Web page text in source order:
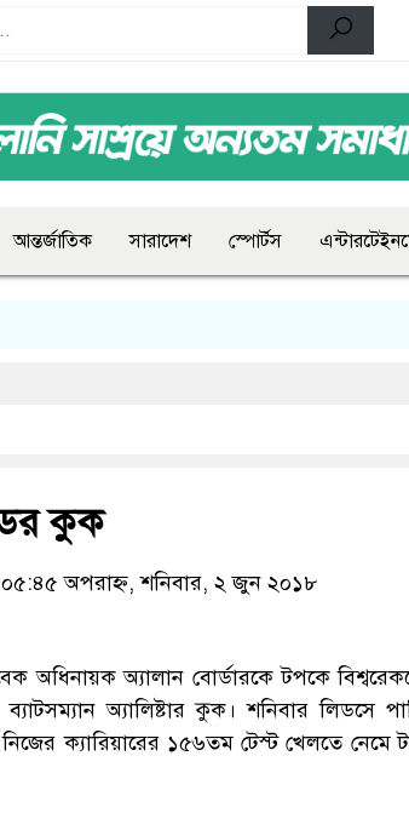
আন্তর্জাতিক সারাদেশ স্পোর্টস
কুক
অপরাহ্ন, শনিবার, ২ জুন ২০১৮
অধিনায়ক অ্যালান বোর্ডারকে টপকে
অ্যালিষ্টার কুক। শনিবার লিডসে
নিজের ক্যারিয়ারের ১৫৬তম টেস্ট খেলতে নেমে